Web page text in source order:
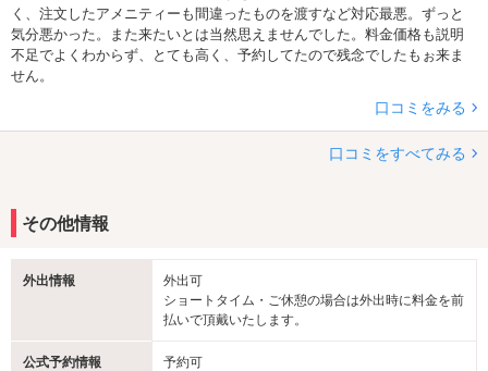
く、注文したアメニティーも間違ったものを渡すなど対応最悪。ずっと
気分悪かった。また来たいとは当然思えませんでした。料金価格も説明
不足でよくわからず、とても高く、予約してたので残念でしたもぉ来ま
せん。
口コミをみる
口コミをすべてみる
その他情報
外出情報
外出可
ショートタイム・ご休憩の場合は外出時に料金を前
払いで頂戴いたします。
公式予約情報
予約可